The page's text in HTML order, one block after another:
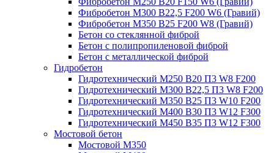
Фибробетон М300 B22,5 F200 W6 (Гравий)
Фибробетон М350 B25 F200 W8 (Гравий)
Бетон со стеклянной фиброй
Бетон с полипропиленовой фиброй
Бетон с металлической фиброй
Гидробетон
Гидротехнический М250 B20 П3 W8 F200
Гидротехнический М300 B22,5 П3 W8 F200
Гидротехнический М350 B25 П3 W10 F200
Гидротехнический М400 B30 П3 W12 F300
Гидротехнический М450 B35 П3 W12 F300
Мостовой бетон
Мостовой М350